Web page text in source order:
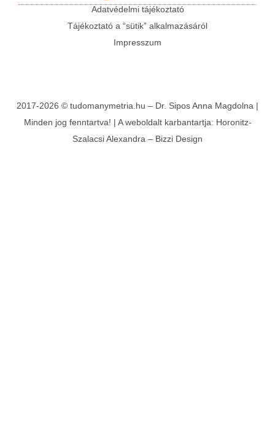
Adatvédelmi tájékoztató
Tájékoztató a “sütik” alkalmazásáról
Impresszum
2017-2026 © tudomanymetria.hu – Dr. Sipos Anna Magdolna |
Minden jog fenntartva! | A weboldalt karbantartja: Horonitz-
Szalacsi Alexandra – Bizzi Design